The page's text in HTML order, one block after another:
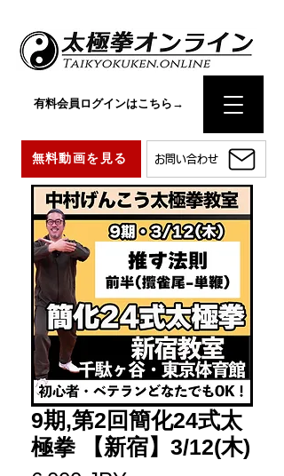
お問い合わせ
無料動画を見る
有料会員ログインはこちら→
9期,第2回簡化24式太
極拳 【新宿】3/12(木)